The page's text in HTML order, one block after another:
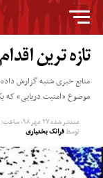
تازه ترین
منابع خبری شنبه گزارش
موضوع «امنیت دریایی» که
منتشر شده۲۷ مهر ۹۸, ساعت: ۲۲:۱۷
توسطفرانک بختیاری